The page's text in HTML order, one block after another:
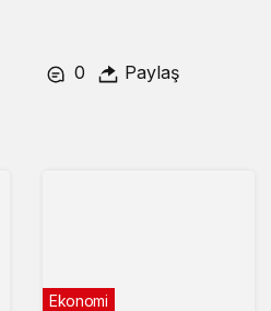
0 Paylaş
Ekonomi